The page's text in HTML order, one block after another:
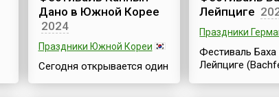
фонд «Наследие Л.Н.
Толстого».В этом
старинном селе, в
прошлом – уездном
городе, крапиву любят и
Ананас
микрофлору
Его принимают
у...
Дано в Южной Корее
2024
Праздники Южной Кореи
Сегодня открывается один
Лейпциге
Праздники
Фестиваль Баха
Лейпциге